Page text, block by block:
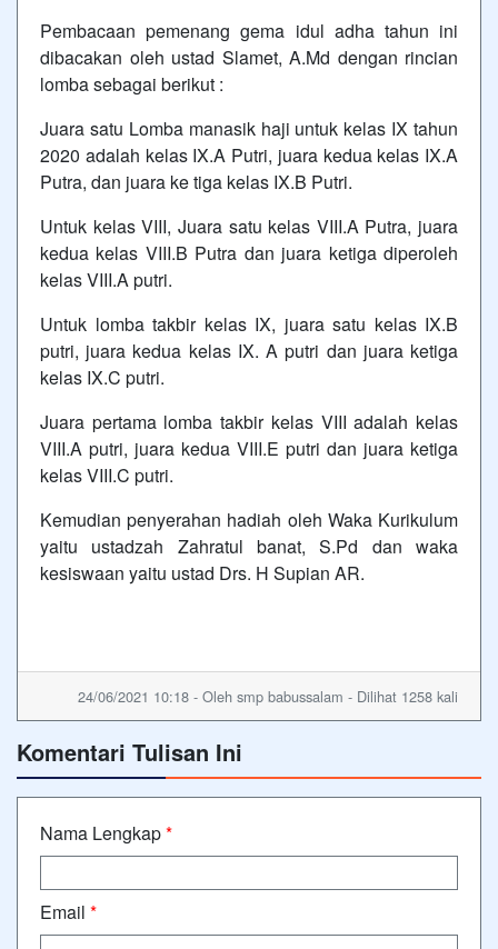
Pembacaan pemenang gema idul adha tahun ini
dibacakan oleh ustad Slamet, A.Md dengan rincian
lomba sebagai berikut :
Juara satu Lomba manasik haji untuk kelas IX tahun
2020 adalah kelas IX.A Putri, juara kedua kelas IX.A
Putra, dan juara ke tiga kelas IX.B Putri.
Untuk kelas VIII, Juara satu kelas VIII.A Putra, juara
kedua kelas VIII.B Putra dan juara ketiga diperoleh
kelas VIII.A putri.
Untuk lomba takbir kelas IX, juara satu kelas IX.B
putri, juara kedua kelas IX. A putri dan juara ketiga
kelas IX.C putri.
Juara pertama lomba takbir kelas VIII adalah kelas
VIII.A putri, juara kedua VIII.E putri dan juara ketiga
kelas VIII.C putri.
Kemudian penyerahan hadiah oleh Waka Kurikulum
yaitu ustadzah Zahratul banat, S.Pd dan waka
kesiswaan yaitu ustad Drs. H Supian AR.
24/06/2021 10:18 - Oleh smp babussalam - Dilihat 1258 kali
Komentari Tulisan Ini
Nama Lengkap*
Email *